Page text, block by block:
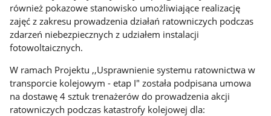
również pokazowe stanowisko umożliwiające realizację
zajęć z zakresu prowadzenia działań ratowniczych podczas
zdarzeń niebezpiecznych z udziałem instalacji
fotowoltaicznych.
W ramach Projektu ,,Usprawnienie systemu ratownictwa w
transporcie kolejowym - etap I" została podpisana umowa
na dostawę 4 sztuk trenażerów do prowadzenia akcji
ratowniczych podczas katastrofy kolejowej dla: